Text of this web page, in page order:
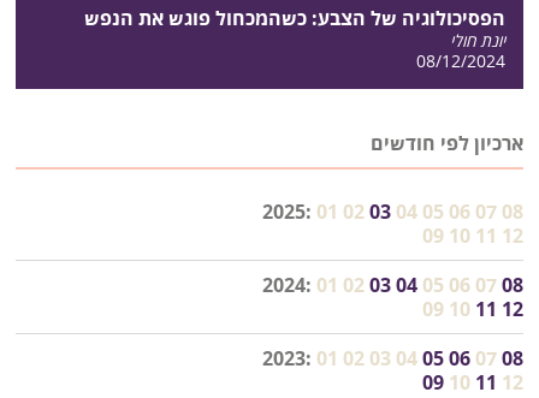
הפסיכולוגיה של הצבע: כשהמכחול פוגש את הנפש
יונת חולי
08/12/2024
ארכיון לפי חודשים
2025: 01 02 03 04 05 06 07 08
09 10 11 12
2024: 01 02 03 04 05 06 07 08
09 10 11 12
2023: 01 02 03 04 05 06 07 08
09 10 11 12